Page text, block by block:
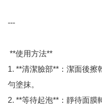
---
1. **清潔臉部**：潔面後擦
勻塗抹。
2. **等待起泡**：靜待面膜